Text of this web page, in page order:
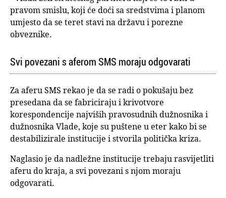
pravom smislu, koji će doći sa sredstvima i planom
umjesto da se teret stavi na državu i porezne
obveznike.
Svi povezani s aferom SMS moraju odgovarati
Za aferu SMS rekao je da se radi o pokušaju bez
presedana da se fabriciraju i krivotvore
korespondencije najviših pravosudnih dužnosnika i
dužnosnika Vlade, koje su puštene u eter kako bi se
destabilizirale institucije i stvorila politička kriza.
Naglasio je da nadležne institucije trebaju rasvijetliti
aferu do kraja, a svi povezani s njom moraju
odgovarati.